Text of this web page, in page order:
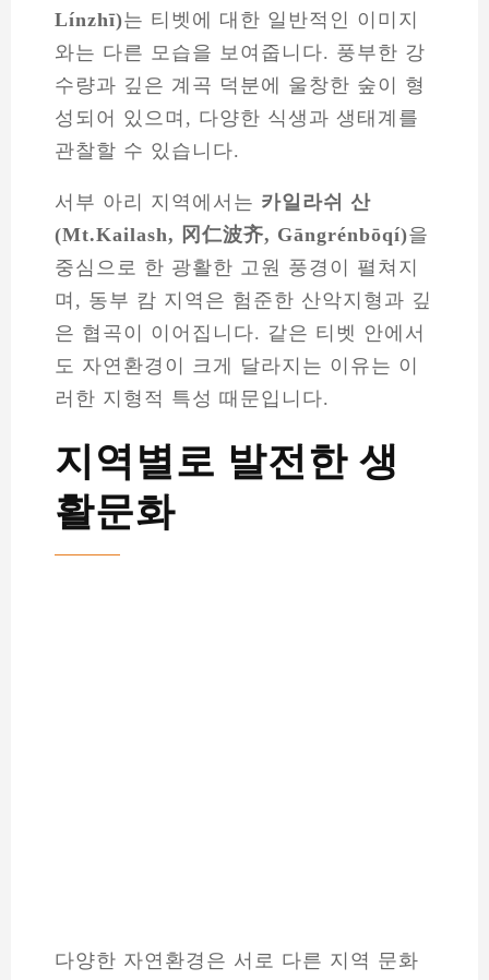
Línzhī)는 티벳에 대한 일반적인 이미지
와는 다른 모습을 보여줍니다. 풍부한 강
수량과 깊은 계곡 덕분에 울창한 숲이 형
성되어 있으며, 다양한 식생과 생태계를
관찰할 수 있습니다.
서부 아리 지역에서는 카일라쉬 산
(Mt.Kailash, 冈仁波齐, Gāngrénbōqí)을
중심으로 한 광활한 고원 풍경이 펼쳐지
며, 동부 캄 지역은 험준한 산악지형과 깊
은 협곡이 이어집니다. 같은 티벳 안에서
도 자연환경이 크게 달라지는 이유는 이
러한 지형적 특성 때문입니다.
지역별로 발전한 생
활문화
다양한 자연환경은 서로 다른 지역 문화